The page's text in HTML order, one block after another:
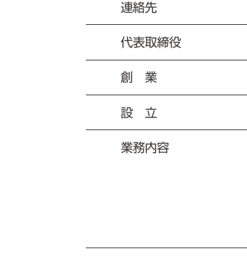
連絡先
代表取締役
創 業
設 立
業務内容